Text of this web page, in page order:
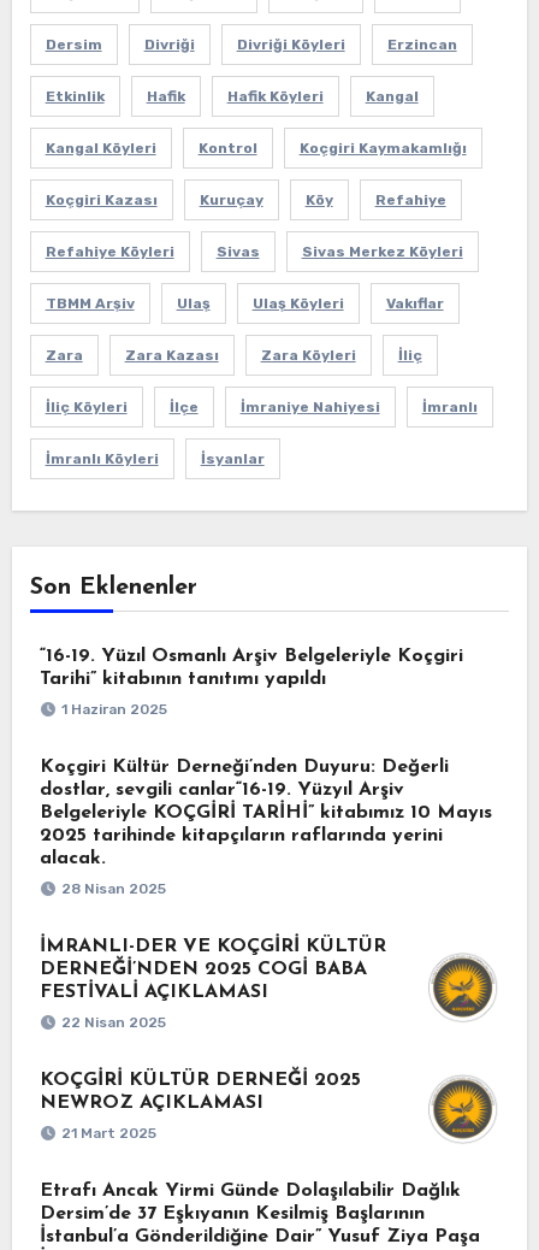
Dersim Divriği Divriği Köyleri Erzincan
Etkinlik Hafik Hafik Köyleri Kangal
Kangal Köyleri Kontrol Koçgiri Kaymakamlığı
Koçgiri Kazası Kuruçay Köy Refahiye
Refahiye Köyleri Sivas Sivas Merkez Köyleri
TBMM Arşiv Ulaş Ulaş Köyleri Vakıflar
Zara Zara Kazası Zara Köyleri İliç
İliç Köyleri İlçe İmraniye Nahiyesi İmranlı
İmranlı Köyleri İsyanlar
Son Eklenenler
“16-19. Yüzıl Osmanlı Arşiv Belgeleriyle Koçgiri
Tarihi” kitabının tanıtımı yapıldı
1 Haziran 2025
Koçgiri Kültür Derneği’nden Duyuru: Değerli
dostlar, sevgili canlar“16-19. Yüzyıl Arşiv
Belgeleriyle KOÇGİRİ TARİHİ” kitabımız 10 Mayıs
2025 tarihinde kitapçıların raflarında yerini
alacak.
28 Nisan 2025
İMRANLI-DER VE KOÇGİRİ KÜLTÜR
DERNEĞİ’NDEN 2025 COGİ BABA
FESTİVALİ AÇIKLAMASI
22 Nisan 2025
KOÇGİRİ KÜLTÜR DERNEĞİ 2025
NEWROZ AÇIKLAMASI
21 Mart 2025
Etrafı Ancak Yirmi Günde Dolaşılabilir Dağlık
Dersim’de 37 Eşkıyanın Kesilmiş Başlarının
İstanbul’a Gönderildiğine Dair” Yusuf Ziya Paşa